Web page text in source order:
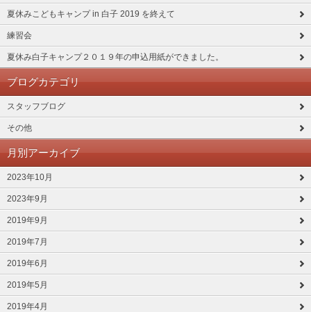
夏休みこどもキャンプ in 白子 2019 を終えて
練習会
夏休み白子キャンプ２０１９年の申込用紙ができました。
ブログカテゴリ
スタッフブログ
その他
月別アーカイブ
2023年10月
2023年9月
2019年9月
2019年7月
2019年6月
2019年5月
2019年4月